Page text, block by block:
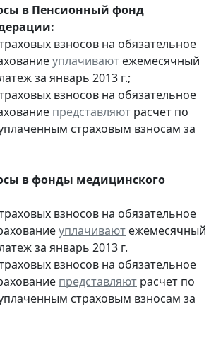
в Пенсионный фонд
взносов на обязательное
уплачивают ежемесячный
за январь 2013 г.;
взносов на обязательное
представляют расчет по
страховым взносам за
в фонды медицинского
взносов на обязательное
уплачивают ежемесячный
за январь 2013 г.
взносов на обязательное
представляют расчет по
страховым взносам за